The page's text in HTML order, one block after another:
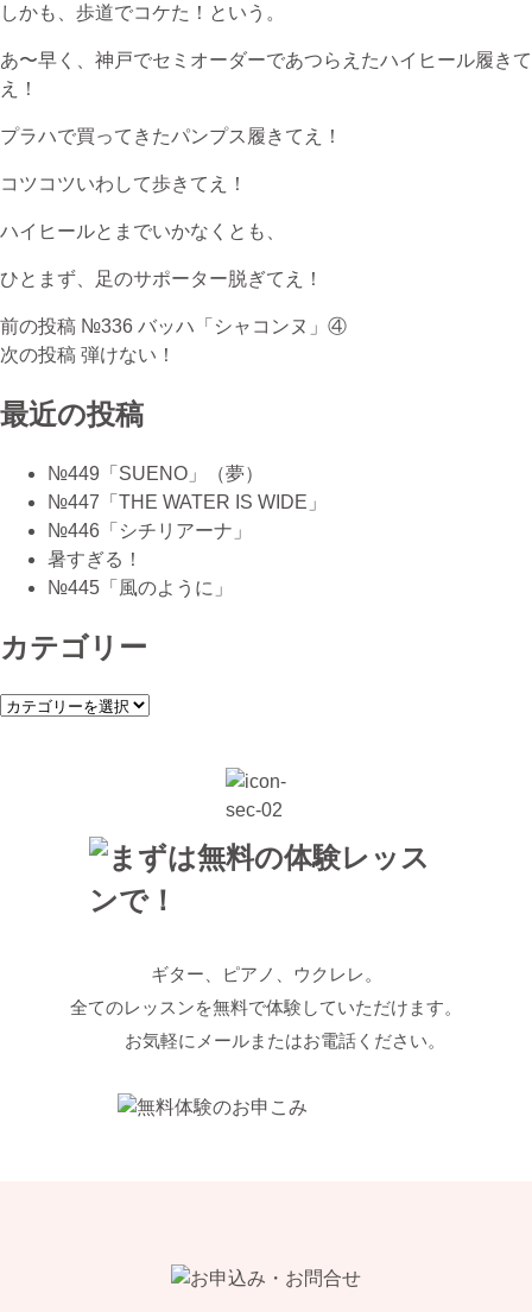
ギター･ウクレレ教室について
073-454-9137
090-4764-9331
しかも、歩道でコケた！という。
あ〜早く、神戸でセミオーダーであつらえたハイヒール履きて
え！
プラハで買ってきたパンプス履きてえ！
コツコツいわして歩きてえ！
ハイヒールとまでいかなくとも、
ひとまず、足のサポーター脱ぎてえ！
投
稿
ナ
ョ
前の投稿 №336 バッハ「シャコンヌ」④
次の投稿 弾けない！
最近の投稿
№449「SUENO」（夢）
№447「THE WATER IS WIDE」
№446「シチリアーナ」
暑すぎる！
№445「風のように」
カテゴリー
カ
ギター、ピアノ、ウクレレ。
全てのレッスンを無料で体験していただけます。
お気軽にメールまたはお電話ください。